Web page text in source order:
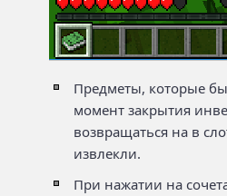
Предметы, которые
момент закрытия
возвращаться на в
извлекли.
При нажатии на